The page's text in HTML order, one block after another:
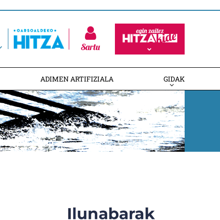
Sartu
ADIMEN ARTIFIZIALA GIDAK